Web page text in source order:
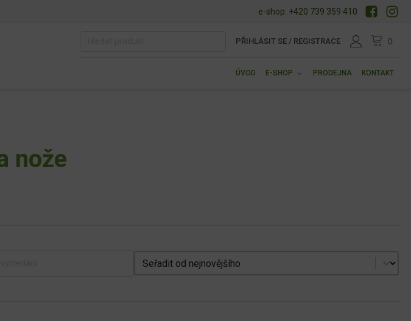
e-shop: +420 739 359 410
PŘIHLÁSIT SE / REGISTRACE
ÚVOD E-SHOP PRODEJNA KONTAKT
nože
Seřadit produkty